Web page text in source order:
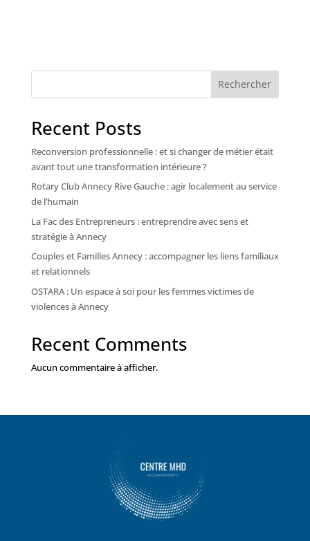
Rechercher
Recent Posts
Reconversion professionnelle : et si changer de métier était
avant tout une transformation intérieure ?
Rotary Club Annecy Rive Gauche : agir localement au service
de l’humain
La Fac des Entrepreneurs : entreprendre avec sens et
stratégie à Annecy
Couples et Familles Annecy : accompagner les liens familiaux
et relationnels
OSTARA : Un espace à soi pour les femmes victimes de
violences à Annecy
Recent Comments
Aucun commentaire à afficher.